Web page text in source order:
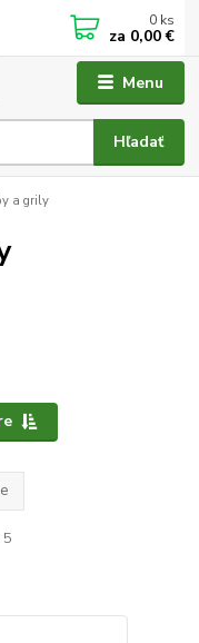
Menu
Hľadať
0 ks
za 0,00 €
a grily
5